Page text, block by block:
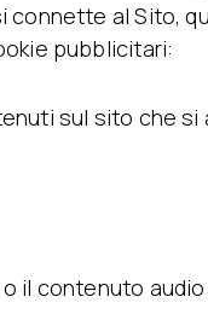
connette al Sito,
pubblicitari:
sul sito che si
il contenuto